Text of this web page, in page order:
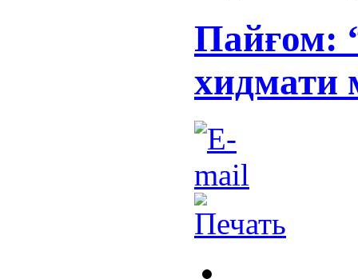
Пайғом:
хидмати